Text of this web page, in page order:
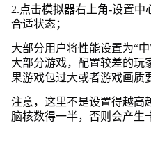
2.点击模拟器右上角-设置中
合适状态；
大部分用户将性能设置为“
大部分游戏，配置较差的玩
果游戏包过大或者游戏画质
注意，这里不是设置得越高
脑核数得一半，否则会产生